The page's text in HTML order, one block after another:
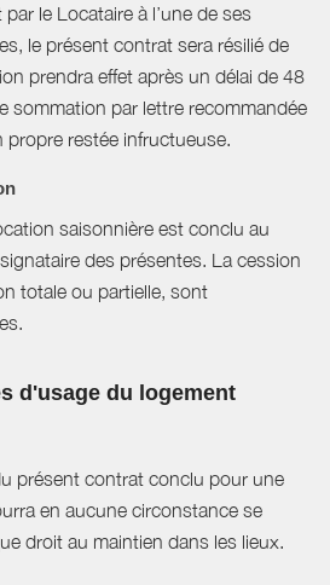
le Locataire à l’une de ses
le présent contrat sera résilié de
prendra effet après un délai de 48
sommation par lettre recommandée
propre restée infructueuse.
saisonnière est conclu au
des présentes. La cession
totale ou partielle, sont
d'usage du logement
présent contrat conclu pour une
en aucune circonstance se
droit au maintien dans les lieux.